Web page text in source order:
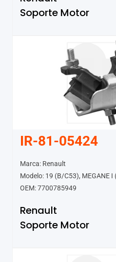
Soporte Motor
IR-81-05424
Marca: Renault
Modelo: 19 (B/C53), MEGANE I
OEM: 7700785949
Renault
Soporte Motor